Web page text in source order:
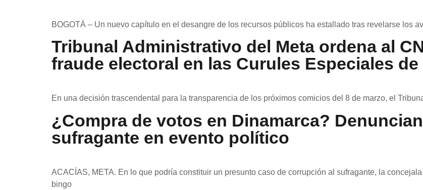
BOGOTÁ – Un nuevo capítulo en el desangre de los recursos públicos ha estallado tras revelarse los
Tribunal Administrativo del Meta ordena al
fraude electoral en las Curules Especiales de
En una decisión trascendental para la transparencia de los próximos comicios del 8 de marzo, el
¿Compra de votos en Dinamarca?
sufragante en evento político
ACACÍAS, META. En lo que podría constituir un presunto caso de corrupción al sufragante, la
bingo